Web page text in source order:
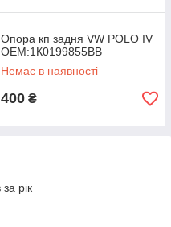
Опора кп задня VW POLO IV
OEM:1К0199855BB
Немає в наявності
400 ₴
рік